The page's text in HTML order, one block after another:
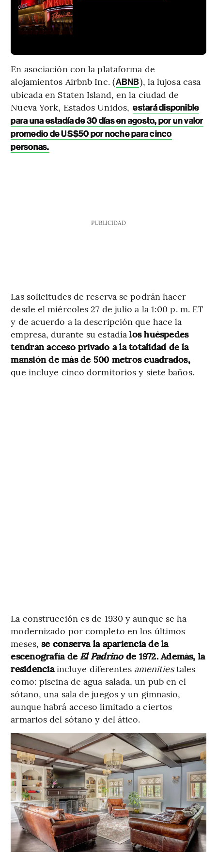
En asociación con la plataforma de
alojamientos Airbnb Inc. (ABNB), la lujosa casa
ubicada en Staten Island, en la ciudad de
Nueva York, Estados Unidos, estará disponible
para una estadía de 30 días en agosto, por un valor
promedio de US$50 por noche para cinco
personas.
PUBLICIDAD
Las solicitudes de reserva se podrán hacer
desde el miércoles 27 de julio a la 1:00 p. m. ET
y de acuerdo a la descripción que hace la
empresa, durante su estadía los huéspedes
tendrán acceso privado a la totalidad de la
mansión de más de 500 metros cuadrados,
que incluye cinco dormitorios y siete baños.
La construcción es de 1930 y aunque se ha
modernizado por completo en los últimos
meses,se conserva la apariencia de la
escenografía deEl Padrino de 1972. Además, la
residenciaincluye diferentes amenitiestales
como: piscina de agua salada, un pub en el
sótano, una sala de juegos y un gimnasio,
aunque habrá acceso limitado a ciertos
armarios del sótano y del ático.